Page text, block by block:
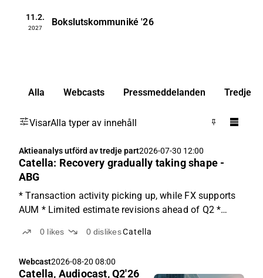
11.2.
2027
Bokslutskommuniké '26
Alla Webcasts Pressmeddelanden Tredje
VisarAlla typer av innehåll
Aktieanalys utförd av tredje part2026-07-30 12:00
Catella: Recovery gradually taking shape -
ABG
* Transaction activity picking up, while FX supports
AUM * Limited estimate revisions ahead of Q2 *
sheet Corporate Finance improves while FX offsets
overall...
0 likes 0 dislikesCatella
Webcast2026-08-20 08:00
Catella, Audiocast, Q2'26